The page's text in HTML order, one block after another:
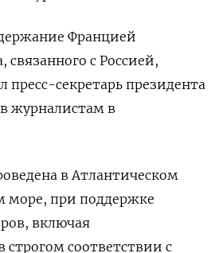
Францией
связанного с Россией,
пресс-секретарь президента
журналистам ​в
в Атлантическом
море, при поддержке
‌включая
соответствии с